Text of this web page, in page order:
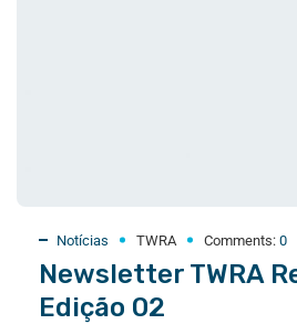
Notícias TWRA Comments: 0
Newsletter TWRA
Edição 02